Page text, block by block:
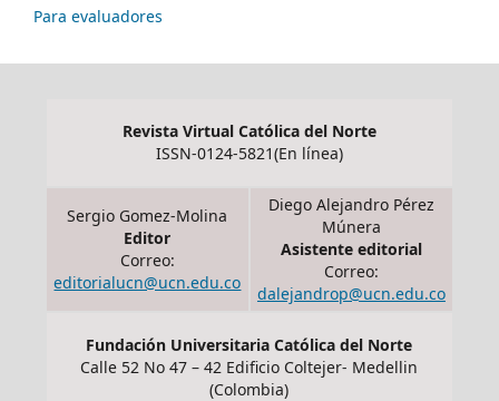
Para evaluadores
Revista Virtual Católica del Norte
ISSN-0124-5821(En línea)
Sergio Gomez-Molina
Editor
Correo:
editorialucn@ucn.edu.co
Diego Alejandro Pérez
Múnera
Asistente editorial
Correo:
dalejandrop@ucn.edu.co
Fundación Universitaria Católica del Norte
Calle 52 No 47 – 42 Edificio Coltejer- Medellin
(Colombia)